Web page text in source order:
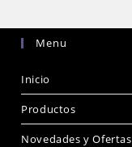
Menu
Inicio
Productos
Novedades y Ofertas